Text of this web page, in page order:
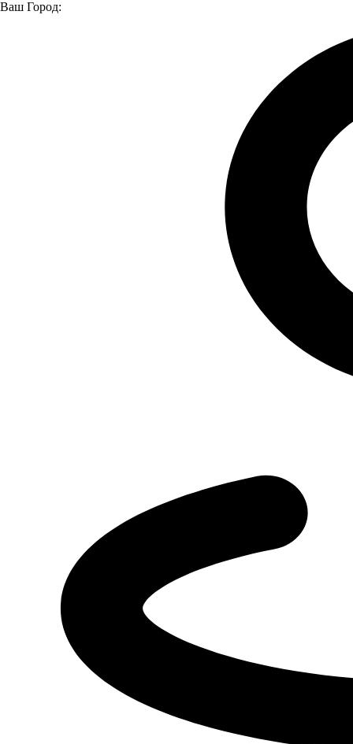
Ваш Город:
Главная страница
КАМАЗ-Центр АЗИМУТ изнутри!
7 апреля ГК «Луидор» провела для своих ключевых клиентов
презентацию нового сертифицированного сервисного центра
КАМАЗ в г.Тамбов, чтобы показать все мощности
предприятия, оборудование, техническое оснащение и
возможности по обслуживанию грузовой и прицепной